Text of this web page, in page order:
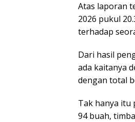
Atas laporan
2026 pukul
terhadap
Dari hasil
ada kaitanya
dengan total
Tak hanya itu
94 buah,